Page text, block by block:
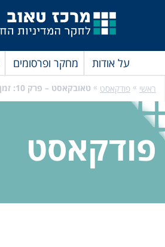
על אודות מחקר ופרסומים
ראשי » פודקאסט » טאובקאסט – פרק 10: זמן לעשות יותר
פודקאסט